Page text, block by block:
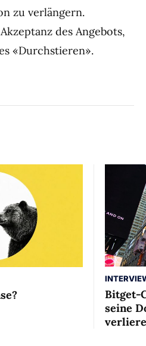
zu verlängern.
des Angebots,
«Durchstieren».
Bitget-
seine